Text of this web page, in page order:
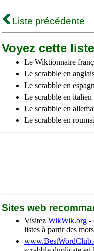
Liste précédente
Voyez cette
Le Wiktionnaire
Le scrabble en
Le scrabble en
Le scrabble en
Le scrabble en
Le scrabble en
Sites web
Visitez WikWik.org -
listes à partir des